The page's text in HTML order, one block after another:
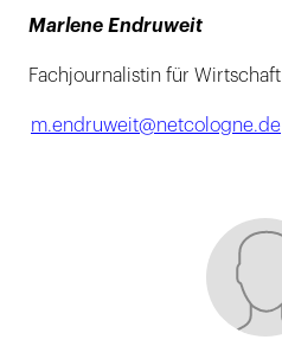
Marlene Endruweit
Fachjournalistin für Wirtschaft
m.endruweit@netcologne.de